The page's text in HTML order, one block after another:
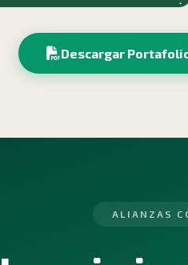
Descargar
ALIANZAS